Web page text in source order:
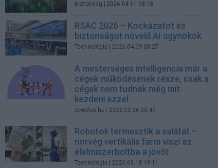
Biztonság | 2026.04.11 08:18
RSAC 2026 – Kockázatot és
biztonságot növelő AI ügynökök
Technológia | 2026.04.09 08:27
A mesterséges intelligencia már a
cégek működésének része, csak a
cégek nem tudnak még mit
kezdeni ezzel
pcwplus.hu | 2026.03.26 20:47
Robotok termesztik a salátát –
norvég vertikális farm viszi az
élelmiszerboltba a jövőt
Technológia | 2026.03.18 19:11